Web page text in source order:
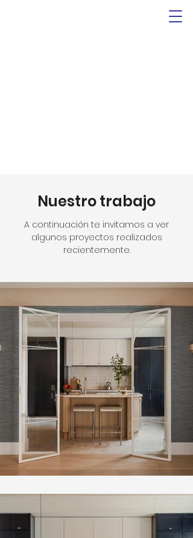
Nuestro trabajo
A continuación te invitamos a ver
algunos proyectos realizados
recientemente.